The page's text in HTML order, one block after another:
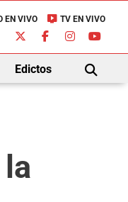
EN VIVO live_tv TV EN VIVO
Edictos
BUSCAR